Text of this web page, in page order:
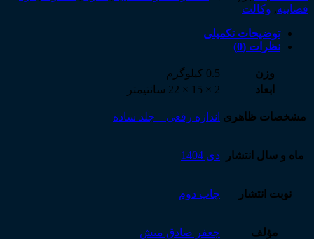
عدد
قضاییه, وکالت
توضیحات تکمیلی
نظرات (0)
وزن
0.5 کیلوگرم
ابعاد
2 × 15 × 22 سانتیمتر
مشخصات ظاهری اندازه رقعی – جلد ساده
ماه و سال انتشار دی 1404
نوبت انتشار چاپ دوم
مؤلف جعفر صادق منش